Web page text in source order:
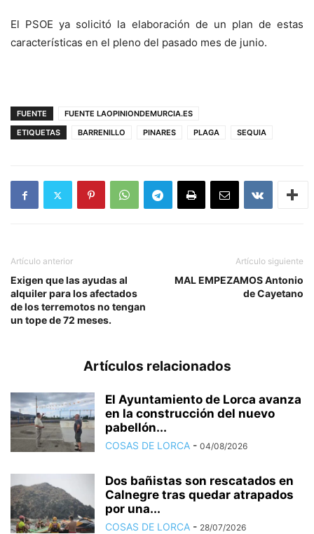
El PSOE ya solicitó la elaboración de un plan de estas
características en el pleno del pasado mes de junio.
FUENTE
FUENTE LAOPINIONDEMURCIA.ES
ETIQUETAS
BARRENILLO PINARES PLAGA SEQUIA
Artículo anterior
Exigen que las ayudas al
alquiler para los afectados
de los terremotos no tengan
un tope de 72 meses.
Artículo siguiente
MAL EMPEZAMOS Antonio
de Cayetano
Artículos relacionados
El Ayuntamiento de Lorca avanza
en la construcción del nuevo
pabellón...
COSAS DE LORCA - 04/08/2026
Dos bañistas son rescatados en
Calnegre tras quedar atrapados
por una...
COSAS DE LORCA - 28/07/2026